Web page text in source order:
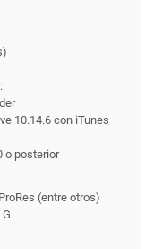
10.14.6 con iTunes
o posterior
(entre otros)